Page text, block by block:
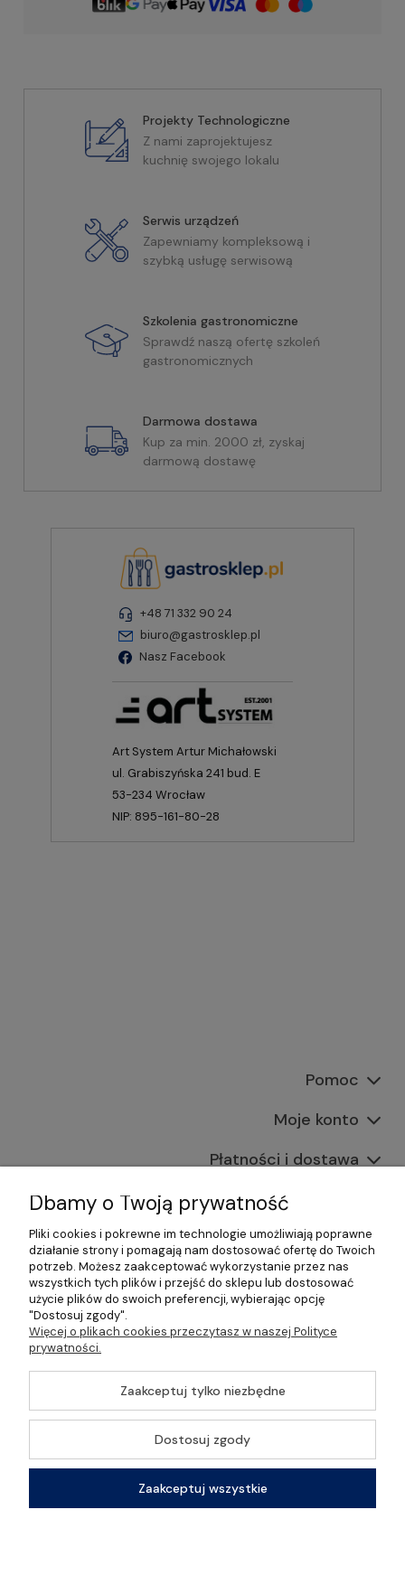
Projekty Technologiczne
Z nami zaprojektujesz
kuchnię swojego lokalu
Serwis urządzeń
Zapewniamy kompleksową i
szybką usługę serwisową
Szkolenia gastronomiczne
Sprawdź naszą ofertę szkoleń
gastronomicznych
Darmowa dostawa
Kup za min. 2000 zł, zyskaj
darmową dostawę
+48 71 332 90 24
biuro@gastrosklep.pl
Nasz Facebook
Art System Artur Michałowski
ul. Grabiszyńska 241 bud. E
53-234 Wrocław
NIP: 895-161-80-28
Pomoc
Moje konto
Płatności i dostawa
Informacje
O nas
©2026 Wszelkie Prawa Zastrzeżone | Gastrosklep |
Wyposażenie gastronomii, restauracji oraz barów
Szablon Master byEcommercy
Pokaż pełną wersję strony
Sklep internetowy Shoper Premium
Dbamy o Twoją prywatność
Pliki cookies i pokrewne im technologie umożliwiają poprawne
działanie strony i pomagają nam dostosować ofertę do Twoich
potrzeb. Możesz zaakceptować wykorzystanie przez nas
wszystkich tych plików i przejść do sklepu lub dostosować
użycie plików do swoich preferencji, wybierając opcję
"Dostosuj zgody".
Więcej o plikach cookies przeczytasz w naszej Polityce
prywatności.
Zaakceptuj tylko niezbędne
Dostosuj zgody
Zaakceptuj wszystkie